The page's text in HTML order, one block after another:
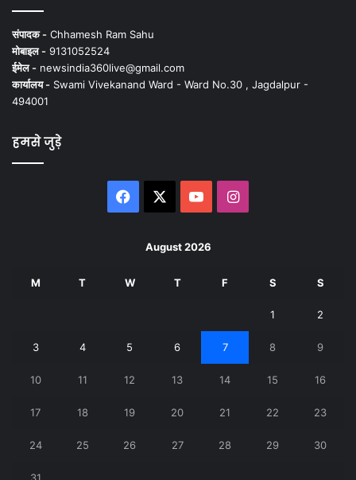
संपादक - Chhamesh Ram Sahu
मोबाइल - 9131052524
ईमेल - newsindia360live@gmail.com
कार्यालय - Swami Vivekanand Ward - Ward No.30 , Jagdalpur -
494001
हमसे जुड़े
Facebook YouTubeInstagram
August 2026
M T W T F S S
1 2
3 4 5 6 7 8 9
10 11 12 13 14 15 16
17 18 19 20 21 22 23
24 25 26 27 28 29 30